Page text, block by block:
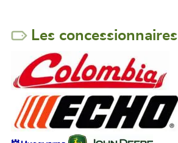
Les concessionnaires